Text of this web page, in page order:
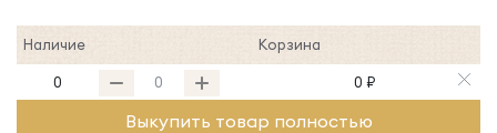
Наличие Корзина
0 0 ₽
Выкупить товар полностью